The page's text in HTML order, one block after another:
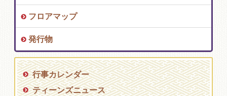
フロアマップ
発行物
行事カレンダー
ティーンズニュース